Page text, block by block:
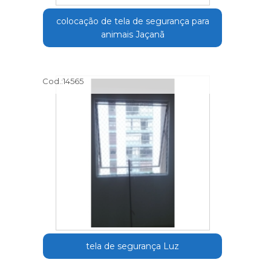
colocação de tela de segurança para
animais Jaçanã
Cod.:14565
tela de segurança Luz